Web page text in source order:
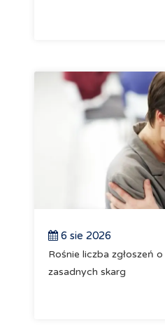
6 sie 2026
Rośnie liczba zgłoszeń
zasadnych skarg